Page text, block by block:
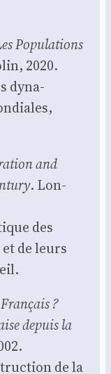
Popu­la­tions
2020.
dyna­
and
. Lon­
des
de leurs
Fran­çais ?
depuis la
de la